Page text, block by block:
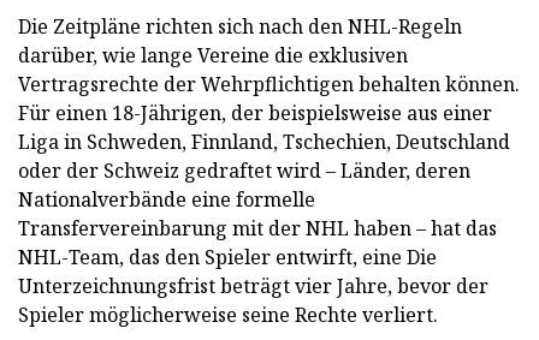
Die Zeitpläne richten sich nach den NHL-Regeln
darüber, wie lange Vereine die exklusiven
Vertragsrechte der Wehrpflichtigen behalten können.
Für einen 18-Jährigen, der beispielsweise aus einer
Liga in Schweden, Finnland, Tschechien, Deutschland
oder der Schweiz gedraftet wird – Länder, deren
Nationalverbände eine formelle
Transfervereinbarung mit der NHL haben – hat das
NHL-Team, das den Spieler entwirft, eine Die
Unterzeichnungsfrist beträgt vier Jahre, bevor der
Spieler möglicherweise seine Rechte verliert.